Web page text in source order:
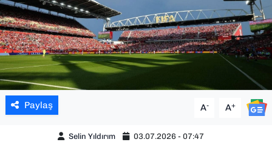
Paylaş A- A+
Selin Yıldırım 03.07.2026 - 07:47
YAŞAM
YEREL YÖNETİMLER